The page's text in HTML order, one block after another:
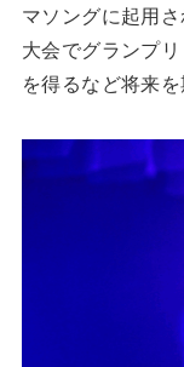
マソングに起用
大会でグランプリ
を得るなど将来を